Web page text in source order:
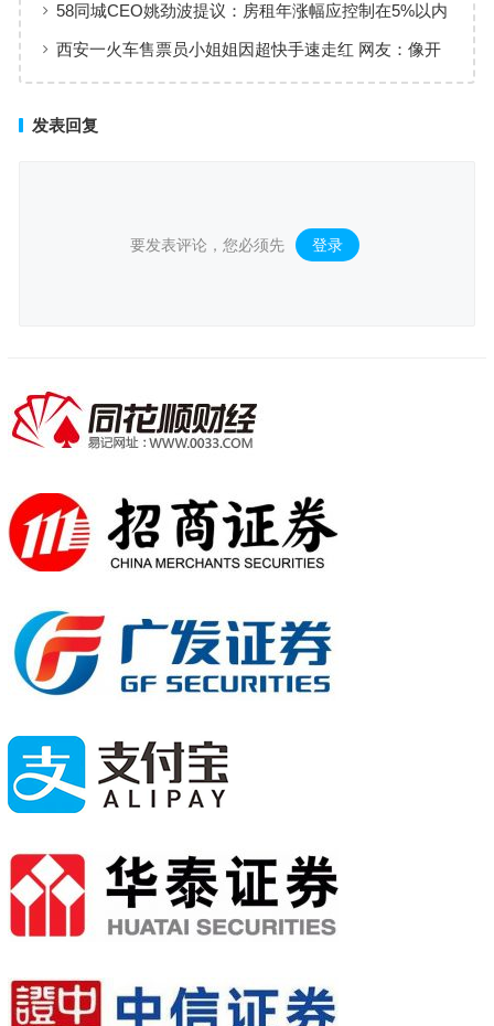
58同城CEO姚劲波提议：房租年涨幅应控制在5%以内
西安一火车售票员小姐姐因超快手速走红 网友：像开
发表回复
要发表评论，您必须先 登录 。